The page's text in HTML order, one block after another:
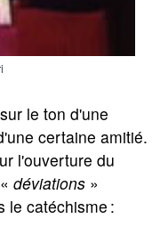
le ton d'une
certaine amitié.
l'ouverture du
déviations »
le catéchisme :